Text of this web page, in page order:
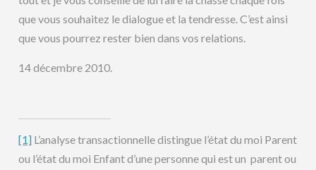
que vous souhaitez le dialogue et la tendresse. C’est ainsi
que vous pourrez rester bien dans vos relations.
14 décembre 2010.
[1] L’analyse transactionnelle distingue l’état du moi Parent
ou l’état du moi Enfant d’une personne qui est un parent ou